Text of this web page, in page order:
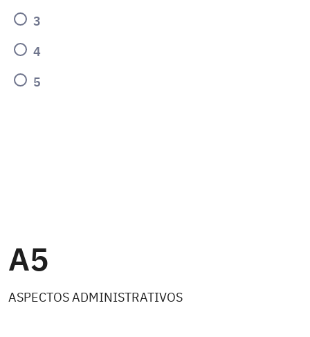
3
4
5
A5
ASPECTOS ADMINISTRATIVOS